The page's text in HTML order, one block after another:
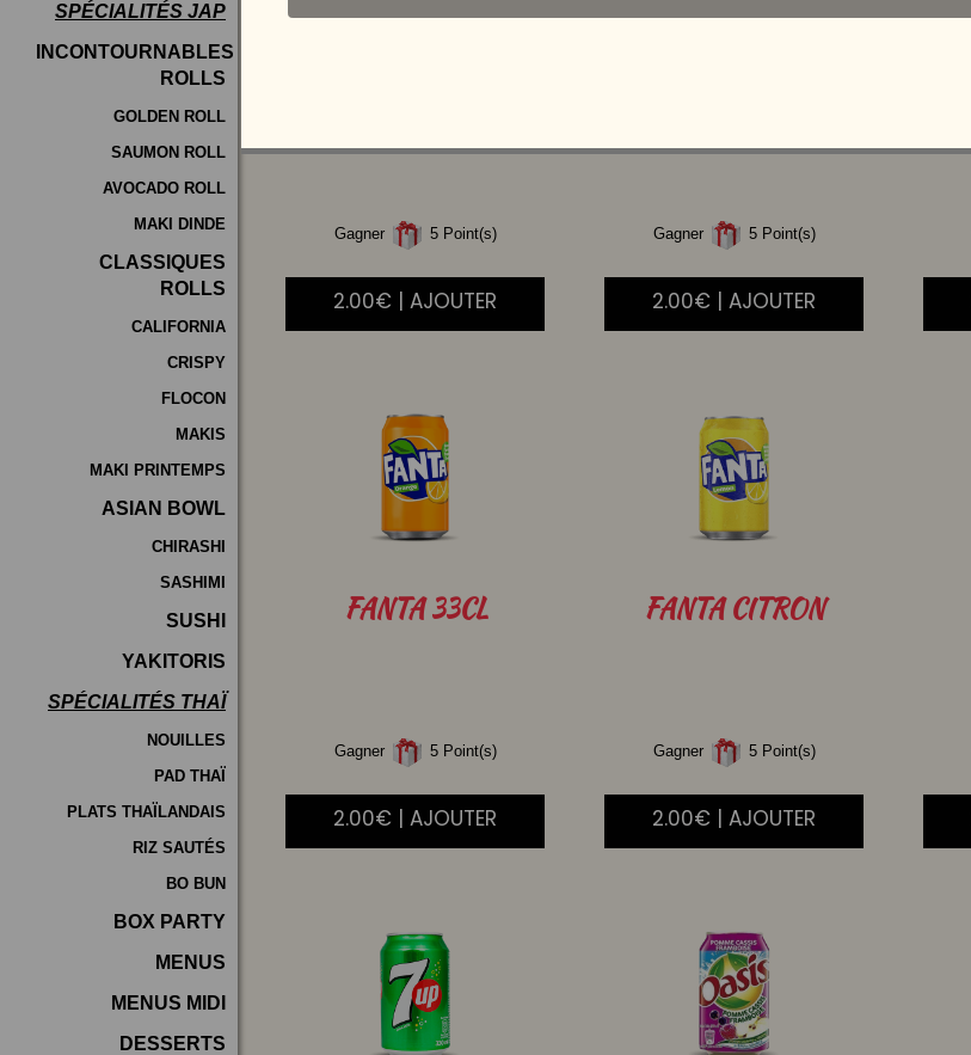
Programme
De
Fidélité
Vos
Avis
de
SPÉCIALITÉS JAP
INCONTOURNABLES
ROLLS
GOLDEN ROLL
SAUMON ROLL
AVOCADO ROLL
MAKI DINDE
CLASSIQUES
ROLLS
CALIFORNIA
CRISPY
FLOCON
MAKIS
MAKI PRINTEMPS
ASIAN BOWL
CHIRASHI
SASHIMI
SUSHI
YAKITORIS
SPÉCIALITÉS THAÏ
NOUILLES
PAD THAÏ
PLATS THAÏLANDAIS
RIZ SAUTÉS
BO BUN
BOX PARTY
MENUS
MENUS MIDI
DESSERTS
Gagner 5 Point(s)
2.00€ | AJOUTER
Gagner 5 Point(s)
2.00€ | AJOUTER
FANTA33CL
Gagner 5 Point(s)
2.00€ | AJOUTER
FANTACITRON
Gagner 5 Point(s)
2.00€ | AJOUTER